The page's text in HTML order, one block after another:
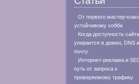
От первого мастер-
устойчивому хобби
Когда доступность сайта
упирается в домен, DNS и
почту
Интернет-реклама и
путь от запроса к
проверяемому трафику